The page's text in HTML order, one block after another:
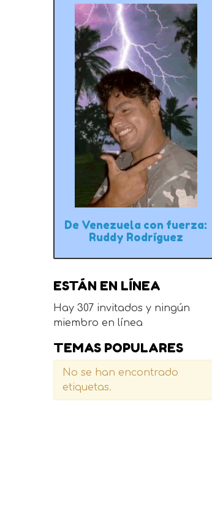
De Venezuela con fuerza:
Ruddy Rodríguez
ESTÁN EN LÍNEA
Hay 307 invitados y ningún
miembro en línea
TEMAS POPULARES
No se han encontrado
etiquetas.